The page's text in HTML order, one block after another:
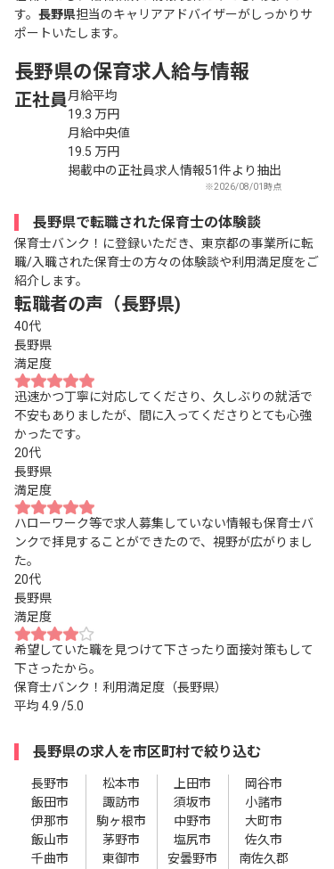
す。 長野県担当のキャリアアドバイザーがしっかりサ
ポートいたします。
長野県の保育求人給与情報
正社員月給平均
19.3 万円
月給中央値
19.5 万円
掲載中の正社員求人情報51件より抽出
※2026/08/01時点
長野県で転職された保育士の体験談
保育士バンク！に登録いただき、東京都の事業所に転
職/入職された保育士の方々の体験談や利用満足度をご
紹介します。
転職者の声（長野県)
40代
長野県
満足度
迅速かつ丁寧に対応してくださり、久しぶりの就活で
不安もありましたが、間に入ってくださりとても心強
かったです。
20代
長野県
満足度
ハローワーク等で求人募集していない情報も保育士バ
ンクで拝見することができたので、視野が広がりまし
た。
20代
長野県
満足度
希望していた職を見つけて下さったり面接対策もして
下さったから。
保育士バンク！利用満足度（長野県）
平均 4.9 /5.0
長野県の求人を市区町村で絞り込む
長野市 松本市 上田市
岡谷市
飯田市
諏訪市 須坂市
小諸市
伊那市
駒ヶ根市 中野市
大町市
飯山市
茅野市 塩尻市
佐久市
千曲市
東御市 安曇野市
南佐久郡